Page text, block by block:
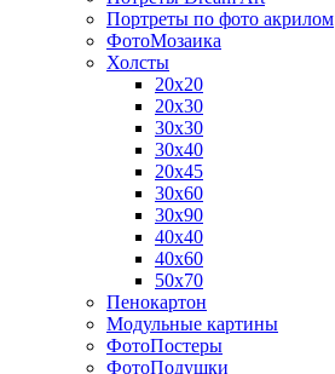
Портреты по фото акрилом
ФотоМозаика
Холсты
20х20
20х30
30х30
30х40
20х45
30х60
30х90
40х40
40х60
50х70
Пенокартон
Модульные картины
ФотоПостеры
ФотоПодушки